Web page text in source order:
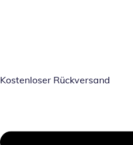
Kostenloser Rückversand